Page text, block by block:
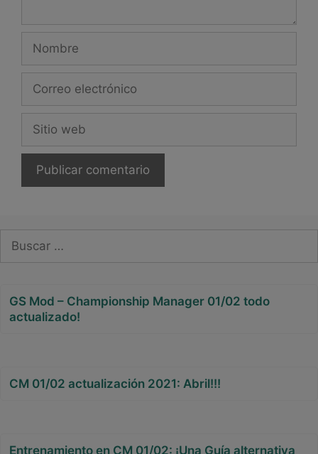
Nombre
Correo
Sitio
Buscar:
GS Mod – Championship Manager 01/02 todo
actualizado!
CM 01/02 actualización 2021: Abril!!!
Entrenamiento en CM 01/02: ¡Una Guía alternativa